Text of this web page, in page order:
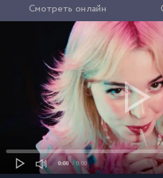
Смотреть онлайн
0:00 / 0:00